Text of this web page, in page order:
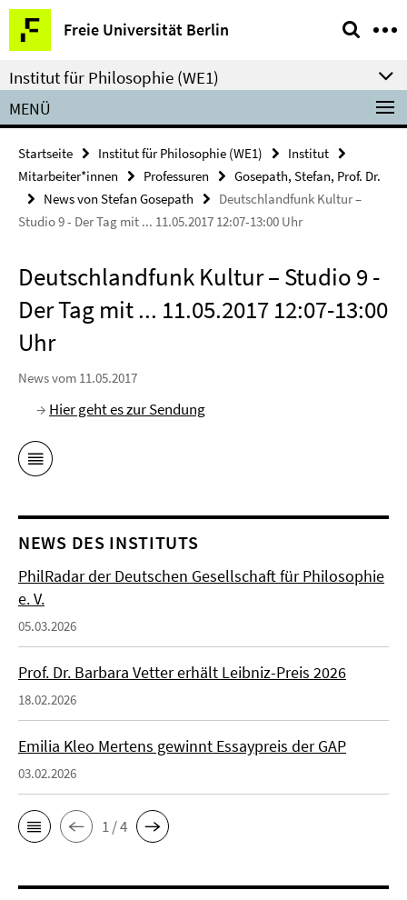
Springe
direkt
zu
Inhalt
Freie Universität Berlin
Service-
Navigation
Institut für Philosophie (WE1)
MENÜ
Startseite Institut für Philosophie (WE1)
Institut
Mitarbeiter*innen
Professuren
Gosepath, Stefan, Prof. Dr.
News von Stefan Gosepath
Deutschlandfunk Kultur –
Studio 9 - Der Tag mit ... 11.05.2017 12:07-13:00 Uhr
Deutschlandfunk Kultur – Studio 9 -
Der Tag mit ... 11.05.2017 12:07-13:00
Uhr
News vom 11.05.2017
→ Hier geht es zur Sendung
NEWS DES INSTITUTS
PhilRadar der Deutschen Gesellschaft für Philosophie
e. V.
05.03.2026
Prof. Dr. Barbara Vetter erhält Leibniz-Preis 2026
18.02.2026
Emilia Kleo Mertens gewinnt Essaypreis der GAP
03.02.2026
1 / 4